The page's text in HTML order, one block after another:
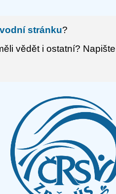
stránku?
vědět i ostatní? Napište